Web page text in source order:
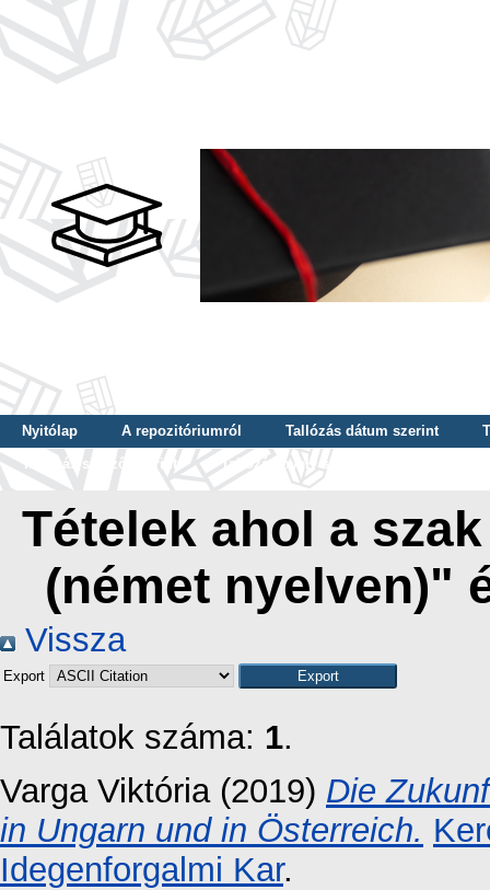
Nyitólap A repozitóriumról Tallózás dátum szerint
Tallózás szerző szerint
Tallózás nyelv szerint
Tételek ahol a
(német nyelven)"
Vissza
Export
Találatok száma: 1.
Varga Viktória (2019) Die
in Ungarn und in Österreich.
Idegenforgalmi Kar.